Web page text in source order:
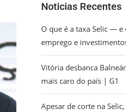
Noticias Recentes
O que é a taxa Selic —
emprego e
Vitória desbanca
mais caro do país | G1
Apesar de corte na